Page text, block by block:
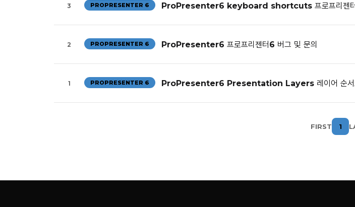
3 PROPRESENTER 6 ProPresenter6 keyboard shortcuts 프로프리젠터
2 PROPRESENTER 6 ProPresenter6 프로프리젠터6 버그 및 문의
1 PROPRESENTER 6 ProPresenter6 Presentation Layers 레이어 순서
FIRST 1